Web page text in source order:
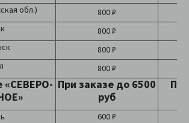
обл.)
800 ₽
800 ₽
800 ₽
800 ₽
«СЕВЕРО- При заказе до 6500
руб
600 ₽